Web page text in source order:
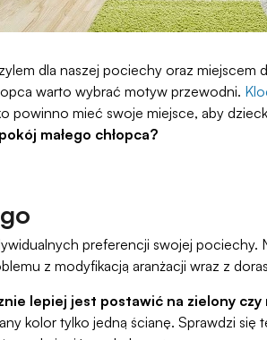
dla naszej pociechy oraz miejscem
warto wybrać motyw przewodni.
powinno mieć swoje miejsce, aby
małego chłopca?
preferencji swojej pociechy.
z modyfikacją aranżacji wraz z
lepiej jest postawić na zielony czy
kolor tylko jedną ścianę. Sprawdzi